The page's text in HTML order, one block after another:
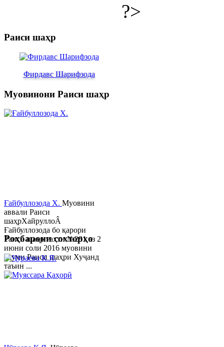
?>
Раиси шаҳр
Фирдавс Шарифзода
Муовинони Раиси шаҳр
Ғайбуллозода Х. Муовини
аввали Раиси
шаҳрХайруллоÂ
Ғайбуллозода бо қарори
Раиси шаҳр таҳти №281 аз 2
июни соли 2016 муовини
якуми Раиси шаҳри Хуҷанд
таъин ...
Роҳбарони сохторҳо